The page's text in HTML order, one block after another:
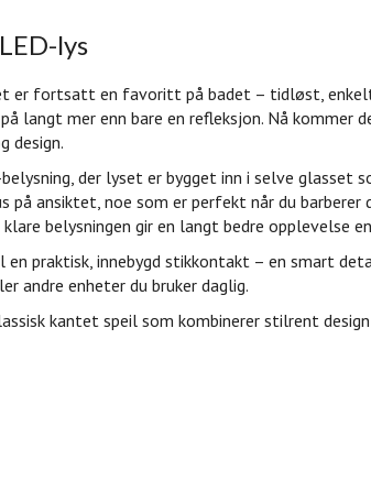
lys
er fortsatt en favoritt på badet – tidløst,
langt mer enn bare en refleksjon. Nå kommer
design.
der lyset er bygget inn i selve glasset
på ansiktet, noe som er perfekt når du barberer
belysningen gir en langt bedre opplevelse
en praktisk, innebygd stikkontakt – en smart
andre enheter du bruker daglig.
kantet speil som kombinerer stilrent